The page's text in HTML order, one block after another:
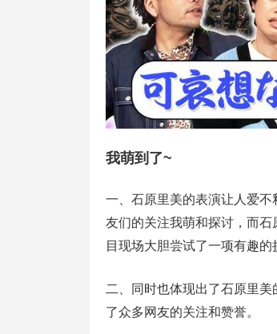
我萌到了~
一、石原里美的表演让人爱
友们的关注我萌和探讨，而
目现场大胆尝试了一项有趣的
二、同时也体现出了石原里
了众多网友的关注和赞誉。